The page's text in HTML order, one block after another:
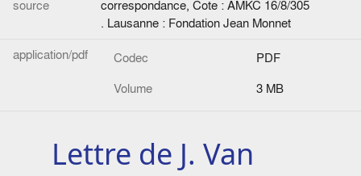
source
correspondance, Cote : AMKC 16/8/305
. Lausanne : Fondation Jean Monnet
application/pdf
Codec
PDF
Volume
3 MB
Lettre de J. Van